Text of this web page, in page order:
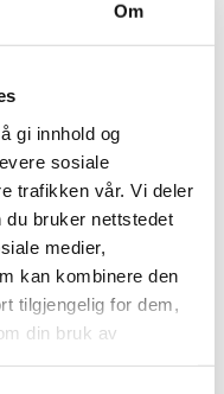
Om
gi innhold og
sosiale
trafikken vår. Vi deler
bruker nettstedet
medier,
kan kombinere den
tilgjengelig for dem,
din bruk av
nyhetene
Meld deg
råd og
i rollen som